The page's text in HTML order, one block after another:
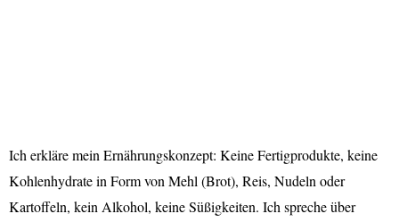
Ich erkläre mein Ernährungskonzept: Keine Fertigprodukte, keine
Kohlenhydrate in Form von Mehl (Brot), Reis, Nudeln oder
Kartoffeln, kein Alkohol, keine Süßigkeiten. Ich spreche über